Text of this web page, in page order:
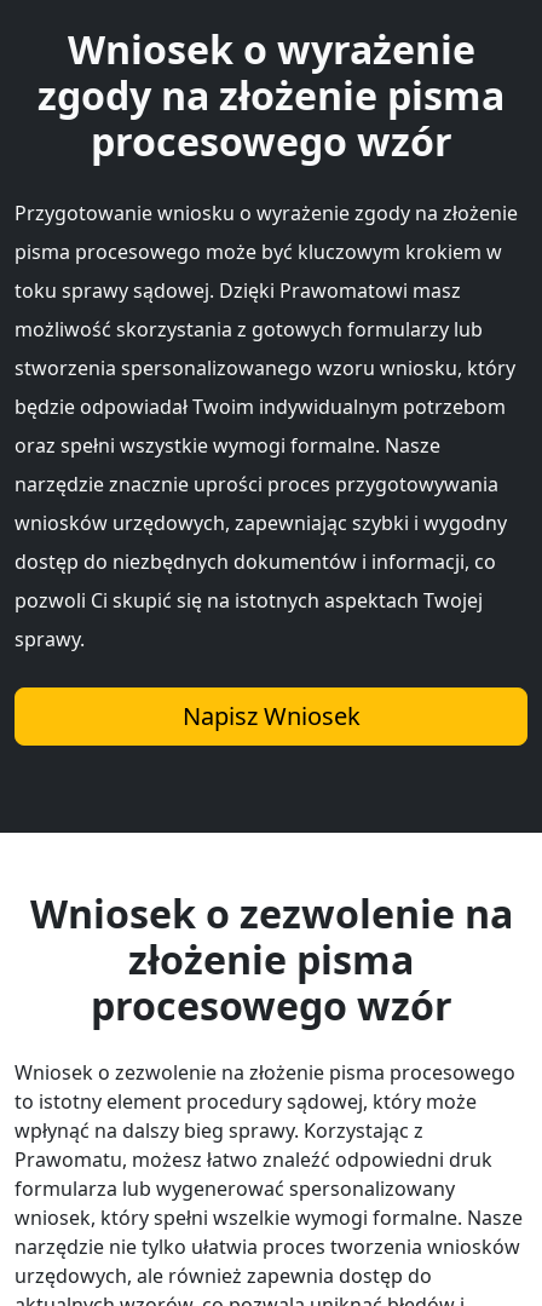
Wniosek o wyrażenie
zgody na złożenie pisma
procesowego wzór
Przygotowanie wniosku o wyrażenie zgody na złożenie
pisma procesowego może być kluczowym krokiem w
toku sprawy sądowej. Dzięki Prawomatowi masz
możliwość skorzystania z gotowych formularzy lub
stworzenia spersonalizowanego wzoru wniosku, który
będzie odpowiadał Twoim indywidualnym potrzebom
oraz spełni wszystkie wymogi formalne. Nasze
narzędzie znacznie uprości proces przygotowywania
wniosków urzędowych, zapewniając szybki i wygodny
dostęp do niezbędnych dokumentów i informacji, co
pozwoli Ci skupić się na istotnych aspektach Twojej
sprawy.
Napisz Wniosek
Wniosek o zezwolenie na
złożenie pisma
procesowego wzór
Wniosek o zezwolenie na złożenie pisma procesowego
to istotny element procedury sądowej, który może
wpłynąć na dalszy bieg sprawy. Korzystając z
Prawomatu, możesz łatwo znaleźć odpowiedni druk
formularza lub wygenerować spersonalizowany
wniosek, który spełni wszelkie wymogi formalne. Nasze
narzędzie nie tylko ułatwia proces tworzenia wniosków
urzędowych, ale również zapewnia dostęp do